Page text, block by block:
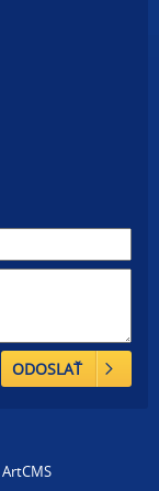
ODOSLAŤ
ArtCMS